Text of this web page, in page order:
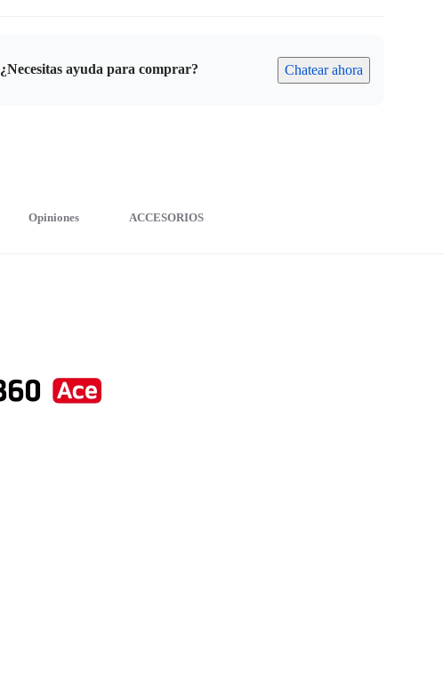
¿Necesitas ayuda para comprar? Chatear ahora
Opiniones ACCESORIOS